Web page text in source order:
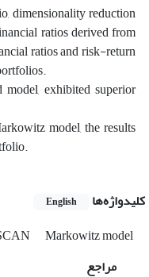
dimensionality reduction
ratios derived from
ratios and risk-return
exhibited superior
model, the results
کلیدواژه‌ها English
Markowitz model
مراجع